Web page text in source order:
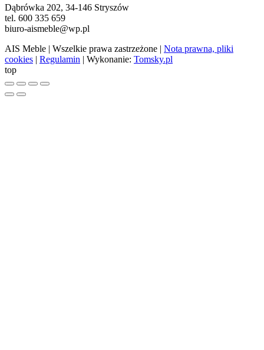
Dąbrówka 202, 34-146 Stryszów
tel. 600 335 659
biuro-aismeble@wp.pl
AIS Meble | Wszelkie prawa zastrzeżone | Nota prawna, pliki
cookies | Regulamin | Wykonanie: Tomsky.pl
top